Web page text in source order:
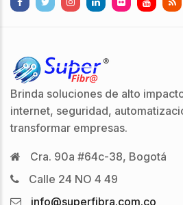
Brinda soluciones de alto
internet, seguridad,
transformar empresas.
Cra. 90a #64c-38, Bogotá
Calle 24 NO 4 49
info@superfibra.com.co